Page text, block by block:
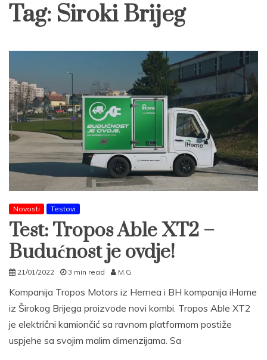
Tag: Siroki Brijeg
Novosti Testovi
Test: Tropos Able XT2 –
Budućnost je ovdje!
21/01/2022 3 min read M.G.
Kompanija Tropos Motors iz Hernea i BH kompanija iHome
iz Širokog Brijega proizvode novi kombi. Tropos Able XT2
je električni kamiončić sa ravnom platformom postiže
uspjehe sa svojim malim dimenzijama. Sa